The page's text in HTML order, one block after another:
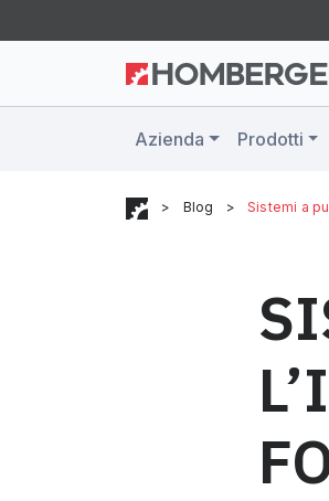
Azienda Prodotti
> Blog > Sistemi a